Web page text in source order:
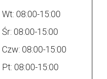
Wt: 08:00-15:00
Śr: 08:00-15:00
Czw: 08:00-15:00
Pt: 08:00-15:00